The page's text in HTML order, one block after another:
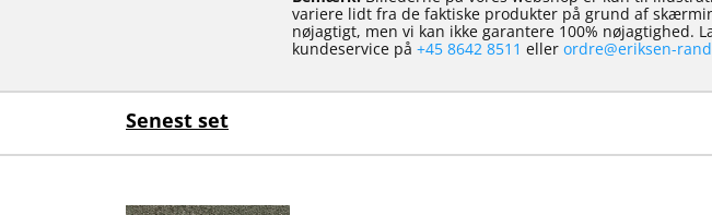
variere lidt fra de faktiske produkter på grund af
nøjagtigt, men vi kan ikke garantere 100% nøjagtighed.
kundeservice på +45 8642 8511 eller ordre@eriksen-
Senest set